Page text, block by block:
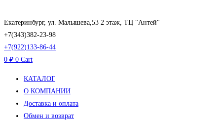
к
содержимому
Екатеринбург, ул. Малышева,53 2 этаж, ТЦ "Антей"
+7(343)382-23-98
+7(922)133-86-44
0 ₽ 0 Cart
КАТАЛОГ
О КОМПАНИИ
Доставка и оплата
Обмен и возврат